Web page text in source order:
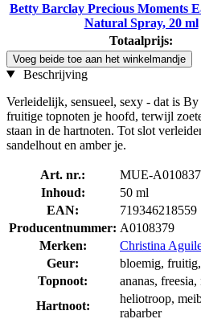
Betty Barclay Precious Moments
Natural Spray, 20 ml
Totaalprijs:
Voeg beide toe aan het winkelmandje
Beschrijving
Verleidelijk, sensueel, sexy - dat is
fruitige topnoten je hoofd, terwijl
staan in de hartnoten. Tot slot
sandelhout en amber je.
Art. nr.:
MUE-
Inhoud:
50 ml
EAN:
719346218559
Producentnummer: A0108379
Merken:
Christina
Geur:
bloemig,
Topnoot:
ananas,
Hartnoot:
heliotroop,
rabarber